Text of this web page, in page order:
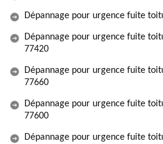
Dépannage pour urgence fuite
Dépannage pour urgence fuite
77420
Dépannage pour urgence fuite
77660
Dépannage pour urgence fuite
77600
Dépannage pour urgence fuite